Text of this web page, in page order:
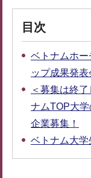
目次
ベトナムホ
ップ成果発表
＜募集は終
ナムTOP大
企業募集！
ベトナム大学